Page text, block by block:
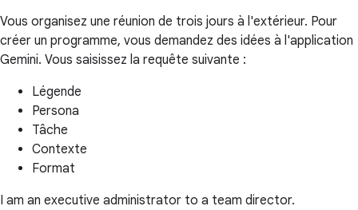
Vous organisez une réunion de trois jours à l'extérieur. Pour
créer un programme, vous demandez des idées à l'application
Gemini. Vous saisissez la requête suivante :
Légende
Persona
Tâche
Contexte
Format
I am an executive administrator to a team director.